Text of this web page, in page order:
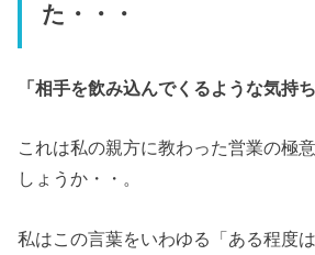
た・・・
「相手を飲み込んでくるような気持ち
これは私の親方に教わった営業の極
しょうか・・。
私はこの言葉をいわゆる「ある程度